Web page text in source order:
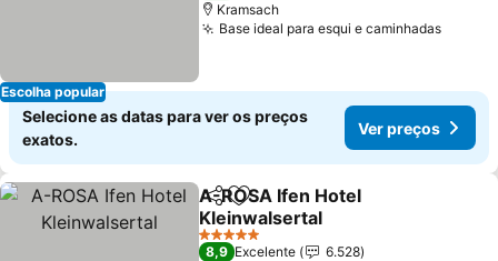
Escolha popular
Kramsach
Base ideal para esqui e caminhadasVer
Selecione as datas para ver os preços
exatos.
Ver preços
PartilharAdicionar aos favoritos
A-ROSA Ifen Hotel
Kleinwalsertal
Ver preços
5 Estrelas
8,9 Excelente
6.528